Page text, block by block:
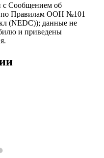
с Сообщением об
по Правилам ООН №101
(NEDC)); данные не
и приведены